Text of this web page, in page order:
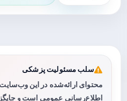
سلب مسئولیت پزشکی
محتوای ارائه‌شده در این
اطلاع‌رسانی عمومی است و